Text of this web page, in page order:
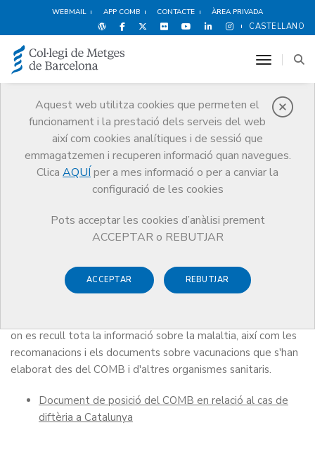
WEBMAIL APP COMB CONTACTE ÀREA PRIVADA
CASTELLANO
Aquest web utilitza cookies que permeten el
funcionament i la prestació dels serveis del web
així com cookies analítiques i de sessió que
emmagatzemen i recuperen informació quan navegues.
Clica AQUÍ per a mes informació o per a canviar la
configuració de les cookies
Pots acceptar les cookies d’anàlisi prement
ACCEPTAR o REBUTJAR
ACCEPTAR REBUTJAR
toggle
Salut Pública
Promoció de la Salut Salut Pública
Diftèria: Informació d'interès
per als professionals
on es recull tota la informació sobre la malaltia, així com les
recomanacions i els documents sobre vacunacions que s'han
elaborat des del COMB i d'altres organismes sanitaris.
Document de posició del COMB en relació al cas de
diftèria a Catalunya